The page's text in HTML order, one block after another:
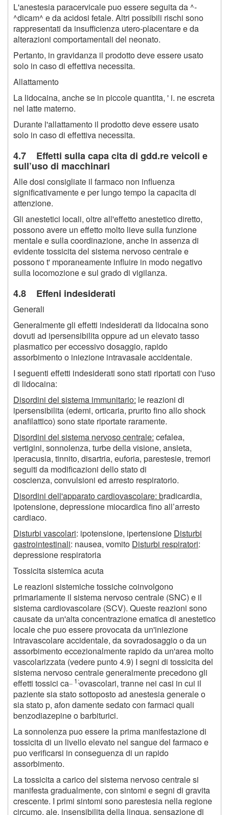
L'anestesia paracervicale puo essere seguita da ^-
^dicam^ e da acidosi fetale. Altri possibili rischi sono
rappresentati da insufficienza utero-placentare e da
alterazioni comportamentali del neonato.
Pertanto, in gravidanza il prodotto deve essere usato
solo in caso di effettiva necessita.
Allattamento
La lidocaina, anche se in piccole quantita, ' i. ne escreta
nel latte materno.
Durante l'allattamento il prodotto deve essere usato
solo in caso di effettiva necessita.
4.7 Effetti sulla capa cita di gdd.re veicoli e
sull’uso di macchinari
Alle dosi consigliate il farmaco non influenza
significativamente e per lungo tempo la capacita di
attenzione.
Gli anestetici locali, oltre all'effetto anestetico diretto,
possono avere un effetto molto lieve sulla funzione
mentale e sulla coordinazione, anche in assenza di
evidente tossicita del sistema nervoso centrale e
possono t' mporaneamente influire in modo negativo
sulla locomozione e sul grado di vigilanza.
4.8 Effeni indesiderati
Generali
Generalmente gli effetti indesiderati da lidocaina sono
dovuti ad ipersensibilita oppure ad un elevato tasso
plasmatico per eccessivo dosaggio, rapido
assorbimento o iniezione intravasale accidentale.
I seguenti effetti indesiderati sono stati riportati con l'uso
di lidocaina:
Disordini del sistema immunitario: le reazioni di
ipersensibilita (edemi, orticaria, prurito fino allo shock
anafilattico) sono state riportate raramente.
Disordini del sistema nervoso centrale: cefalea,
vertigini, sonnolenza, turbe della visione, ansieta,
iperacusia, tinnito, disartria, euforia, parestesie, tremori
seguiti da modificazioni dello stato di
coscienza, convulsioni ed arresto respiratorio.
Disordini dell'apparato cardiovascolare: bradicardia,
ipotensione, depressione miocardica fino all’arresto
cardiaco.
Disturbi vascolari: ipotensione, ipertensione Disturbi
gastrointestinali: nausea, vomito Disturbi respiratori:
depressione respiratoria
Tossicita sistemica acuta
Le reazioni sistemiche tossiche coinvolgono
primariamente il sistema nervoso centrale (SNC) e il
sistema cardiovascolare (SCV). Queste reazioni sono
causate da un'alta concentrazione ematica di anestetico
locale che puo essere provocata da un'iniezione
intravascolare accidentale, da sovradosaggio o da un
assorbimento eccezionalmente rapido da un'area molto
vascolarizzata (vedere punto 4.9) I segni di tossicita del
sistema nervoso centrale generalmente precedono gli
effetti tossici ca _ 1;ovascolari, tranne nei casi in cui il
paziente sia stato sottoposto ad anestesia generale o
sia stato p, afon damente sedato con farmaci quali
benzodiazepine o barbiturici.
La sonnolenza puo essere la prima manifestazione di
tossicita di un livello elevato nel sangue del farmaco e
puo verificarsi in conseguenza di un rapido
assorbimento.
La tossicita a carico del sistema nervoso centrale si
manifesta gradualmente, con sintomi e segni di gravita
crescente. I primi sintomi sono parestesia nella regione
circumo. ale, insensibilita della lingua, sensazione di